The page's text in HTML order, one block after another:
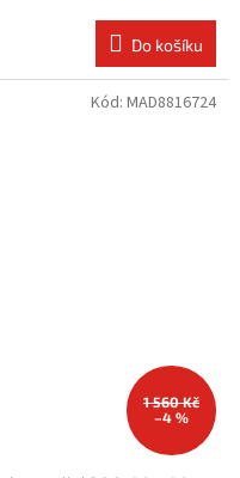
Do košíku
1 560 Kč
–4 %
Kód: MAD8816724